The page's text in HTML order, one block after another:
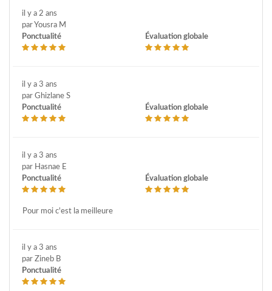
il y a 2 ans
par Yousra M
Ponctualité
Évaluation globale
il y a 3 ans
par Ghizlane S
Ponctualité
Évaluation globale
il y a 3 ans
par Hasnae E
Ponctualité
Évaluation globale
Pour moi c'est la meilleure
il y a 3 ans
par Zineb B
Ponctualité